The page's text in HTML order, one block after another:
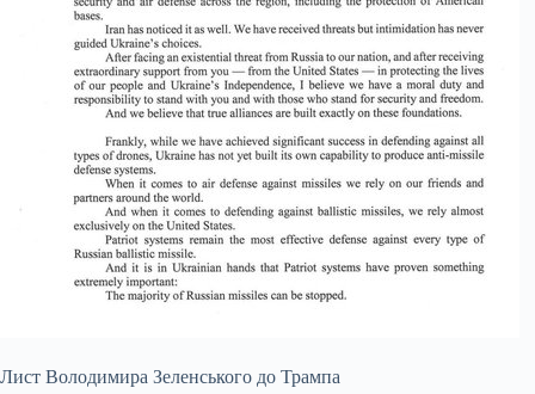
Лист Володимира Зеленського до Трампа